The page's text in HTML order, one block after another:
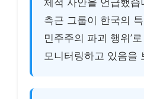
체적 사안을 언급했습
측근 그룹이 한국의
민주주의 파괴 행위’
모니터링하고 있음을